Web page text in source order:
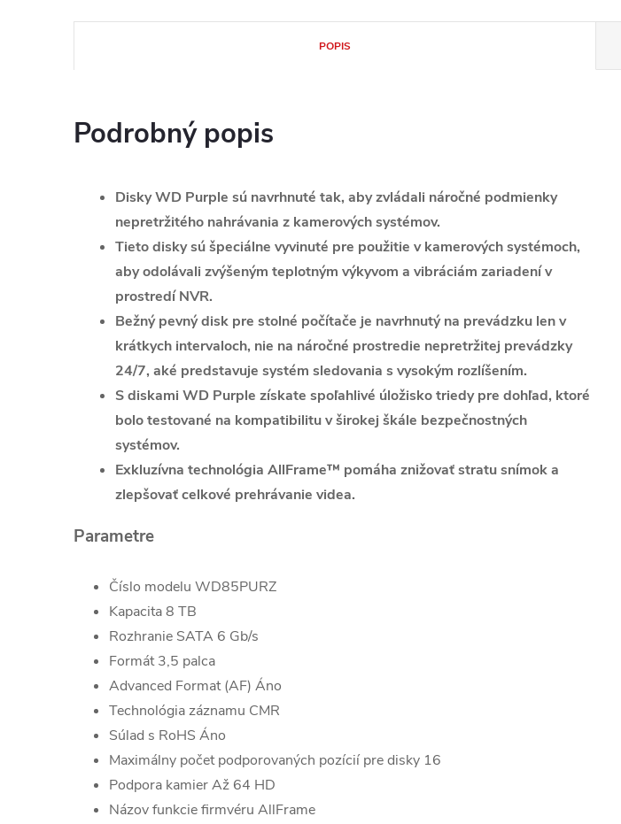
POPIS
Podrobný popis
Disky WD Purple sú navrhnuté tak, aby zvládali náročné podmienky
nepretržitého nahrávania z kamerových systémov.
Tieto disky sú špeciálne vyvinuté pre použitie v kamerových systémoch,
aby odolávali zvýšeným teplotným výkyvom a vibráciám zariadení v
prostredí NVR.
Bežný pevný disk pre stolné počítače je navrhnutý na prevádzku len v
krátkych intervaloch, nie na náročné prostredie nepretržitej prevádzky
24/7, aké predstavuje systém sledovania s vysokým rozlíšením.
S diskami WD Purple získate spoľahlivé úložisko triedy pre dohľad, ktoré
bolo testované na kompatibilitu v širokej škále bezpečnostných
systémov.
Exkluzívna technológia AllFrame™ pomáha znižovať stratu snímok a
zlepšovať celkové prehrávanie videa.
Parametre
Číslo modelu WD85PURZ
Kapacita 8 TB
Rozhranie SATA 6 Gb/s
Formát 3,5 palca
Advanced Format (AF) Áno
Technológia záznamu CMR
Súlad s RoHS Áno
Maximálny počet podporovaných pozícií pre disky 16
Podpora kamier Až 64 HD
Názov funkcie firmvéru AllFrame